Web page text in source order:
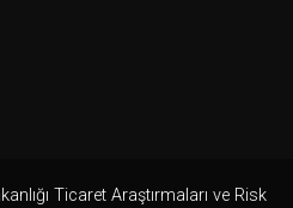
Ticaret Araştırmaları ve Risk